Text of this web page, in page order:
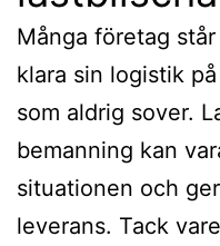
Många företag
klara sin logistik
som aldrig sover.
bemanning kan
situationen och
leverans. Tack